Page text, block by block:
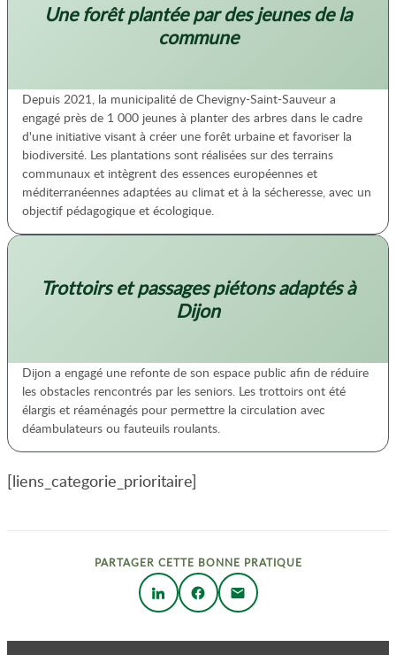
Une forêt plantée par des jeunes de la
commune
Depuis 2021, la municipalité de Chevigny-Saint-Sauveur a
engagé près de 1 000 jeunes à planter des arbres dans le cadre
d'une initiative visant à créer une forêt urbaine et favoriser la
biodiversité. Les plantations sont réalisées sur des terrains
communaux et intègrent des essences européennes et
méditerranéennes adaptées au climat et à la sécheresse, avec un
objectif pédagogique et écologique.
Trottoirs et passages piétons adaptés à
Dijon
Dijon a engagé une refonte de son espace public afin de réduire
les obstacles rencontrés par les seniors. Les trottoirs ont été
élargis et réaménagés pour permettre la circulation avec
déambulateurs ou fauteuils roulants.
[liens_categorie_prioritaire]
PARTAGER CETTE BONNE PRATIQUE